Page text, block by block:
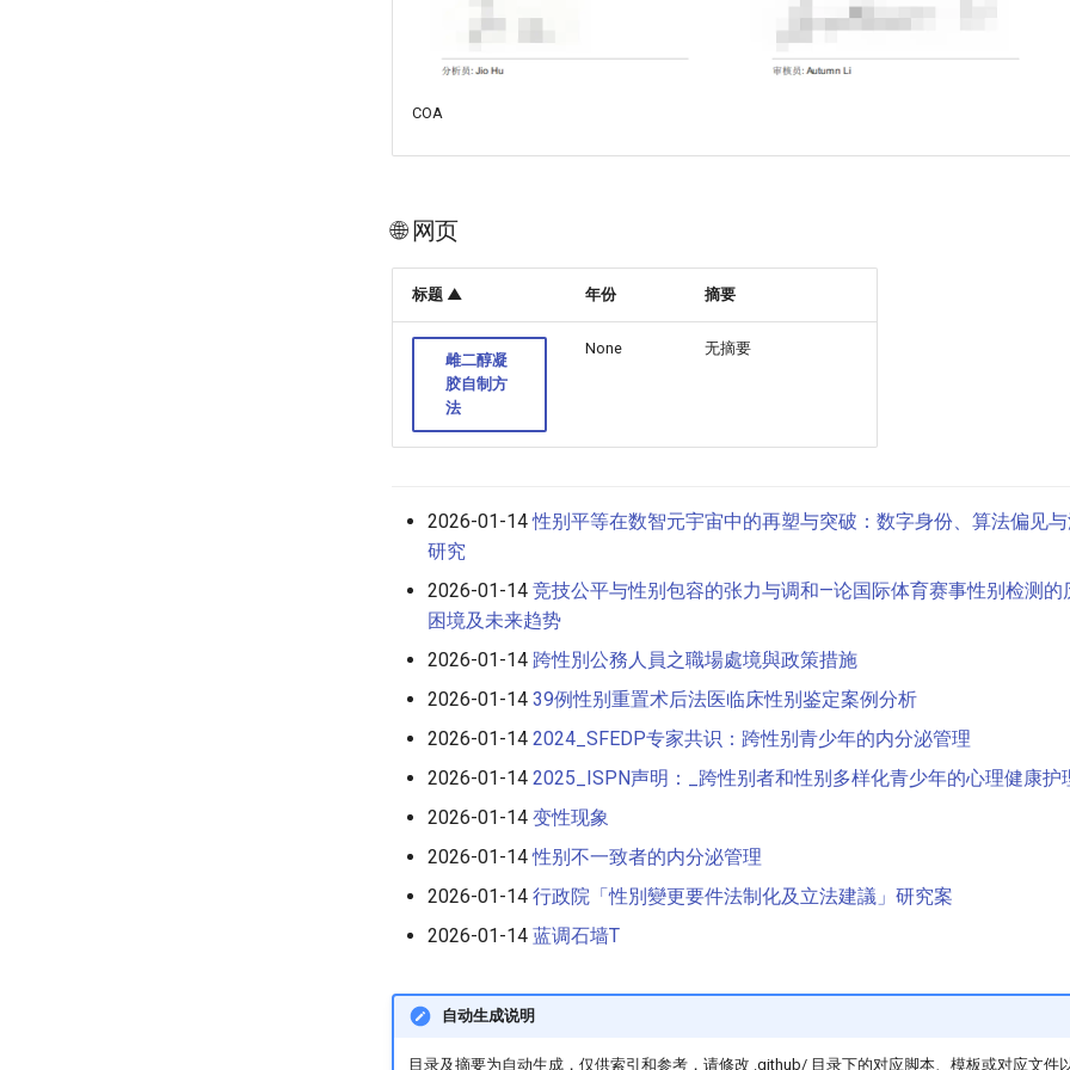
COA
🌐 网页
标题 ▲ 年份 摘要
雌二醇凝
胶自制方
法
None 无摘要
2026-01-14性别平等在数智元宇宙中的再塑与突破：数字身份、算法偏见
研究
2026-01-14 竞技公平与性别包容的张力与调和—论国际体育赛事性别检测的
困境及未来趋势
2026-01-14 跨性別公務人員之職場處境與政策措施
2026-01-14 39例性别重置术后法医临床性别鉴定案例分析
2026-01-14 2024_SFEDP专家共识：跨性别青少年的内分泌管理
2026-01-14 2025_ISPN声明：_跨性别者和性别多样化青少年的心理健康护
2026-01-14 变性现象
2026-01-14性别不一致者的内分泌管理
2026-01-14 行政院「性別變更要件法制化及立法建議」研究案
2026-01-14 蓝调石墙T
自动生成说明
目录及摘要为自动生成，仅供索引和参考，请修改 .github/ 目录下的对应脚本、模板或对应文件以